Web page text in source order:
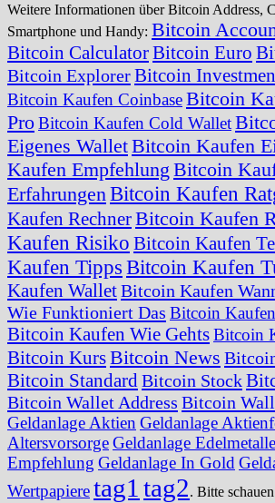
Weitere Informationen über Bitcoin Address,
Smartphone und Handy: Bitcoin
Bitcoin CalculatorBitcoin Euro
Bitcoin ExplorerBitcoin
Bitcoin Kaufen CoinbaseBitcoin
ProBitcoin Kaufen Cold Wallet
Eigenes WalletBitcoin Kaufen
Kaufen Empfehlung Bitcoin
Erfahrungen Bitcoin Kaufen
Kaufen RechnerBitcoin Kaufen
Kaufen Risiko Bitcoin Kaufen
Kaufen TippsBitcoin Kaufen
Kaufen WalletBitcoin Kaufen
Wie Funktioniert Das Bitcoin
Bitcoin Kaufen Wie GehtsBitcoin
Bitcoin KursBitcoin News
Bitcoin Standard Bitcoin Stock
Bitcoin Wallet Address Bitcoin
Geldanlage Aktien Geldanlage
AltersvorsorgeGeldanlage Edelmetalle
Empfehlung Geldanlage In Gold
Wertpapieretag1 tag2. Bitte